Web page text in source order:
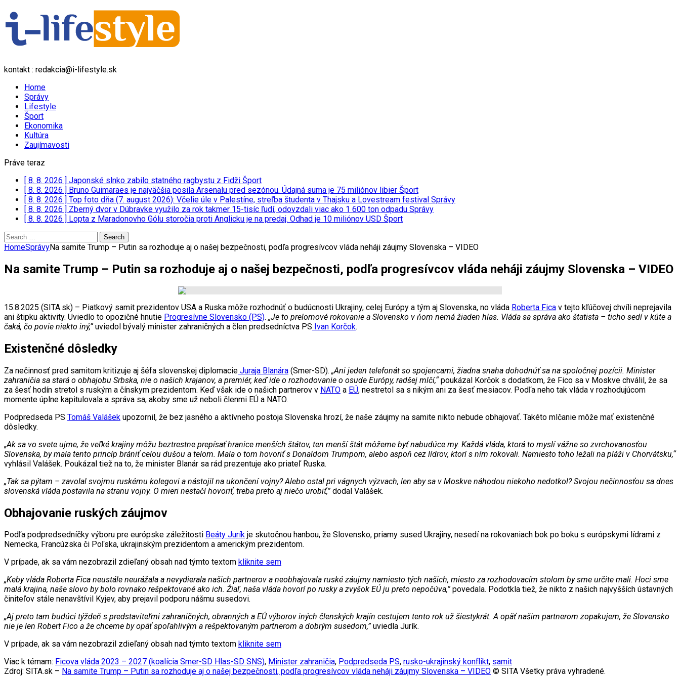
kontakt : redakcia@i-lifestyle.sk
Home
Správy
Lifestyle
Šport
Ekonomika
Kultúra
Zaujímavosti
Práve teraz
[ 8. 8. 2026 ] Japonské slnko zabilo statného ragbystu z Fidži Šport
[ 8. 8. 2026 ] Bruno Guimaraes je najväčšia posila Arsenalu pred sezónou. Údajná suma je 75 miliónov libier Šport
[ 8. 8. 2026 ] Top foto dňa (7. august 2026): Včelie úle v Palestíne, streľba študenta v Thajsku a Lovestream festival Správy
[ 8. 8. 2026 ] Zberný dvor v Dúbravke využilo za rok takmer 15-tisíc ľudí, odovzdali viac ako 1 600 ton odpadu Správy
[ 8. 8. 2026 ] Lopta z Maradonovho Gólu storočia proti Anglicku je na predaj. Odhad je 10 miliónov USD Šport
Search
for:
HomeSprávyNa samite Trump – Putin sa rozhoduje aj o našej bezpečnosti, podľa progresívcov vláda neháji záujmy Slovenska – VIDEO
Na samite Trump – Putin sa rozhoduje aj o našej bezpečnosti, podľa progresívcov vláda neháji záujmy Slovenska – VIDEO
15.8.2025 (SITA.sk) – Piatkový samit prezidentov USA a Ruska môže rozhodnúť o budúcnosti Ukrajiny, celej Európy a tým aj Slovenska, no vláda Roberta Fica v tejto kľúčovej chvíli neprejavila
ani štipku aktivity. Uviedlo to opozičné hnutie Progresívne Slovensko (PS). „Je to prelomové rokovanie a Slovensko v ňom nemá žiaden hlas. Vláda sa správa ako štatista – ticho sedí v kúte a
čaká, čo povie niekto iný,“uviedol bývalý minister zahraničných a člen predsedníctva PS Ivan Korčok.
Existenčné dôsledky
Za nečinnosť pred samitom kritizuje aj šéfa slovenskej diplomacie Juraja Blanára (Smer-SD). „Ani jeden telefonát so spojencami, žiadna snaha dohodnúť sa na spoločnej pozícii. Minister
zahraničia sa stará o obhajobu Srbska, nie o našich krajanov, a premiér, keď ide o rozhodovanie o osude Európy, radšej mlčí,“poukázal Korčok s dodatkom, že Fico sa v Moskve chválil, že sa
za šesť hodín stretol s ruským a čínskym prezidentom. Keď však ide o našich partnerov v NATO a EÚ, nestretol sa s nikým ani za šesť mesiacov. Podľa neho tak vláda v rozhodujúcom
momente úplne kapitulovala a správa sa, akoby sme už neboli členmi EÚ a NATO.
Podpredseda PS Tomáš Valášek upozornil, že bez jasného a aktívneho postoja Slovenska hrozí, že naše záujmy na samite nikto nebude obhajovať. Takéto mlčanie môže mať existenčné
dôsledky.
„Ak sa vo svete ujme, že veľké krajiny môžu beztrestne prepísať hranice menších štátov, ten menší štát môžeme byť nabudúce my. Každá vláda, ktorá to myslí vážne so zvrchovanosťou
Slovenska, by mala tento princíp brániť celou dušou a telom. Mala o tom hovoriť s Donaldom Trumpom, alebo aspoň cez lídrov, ktorí s ním rokovali. Namiesto toho ležali na pláži v Chorvátsku,“
vyhlásil Valášek. Poukázal tiež na to, že minister Blanár sa rád prezentuje ako priateľ Ruska.
„Tak sa pýtam – zavolal svojmu ruskému kolegovi a nástojil na ukončení vojny? Alebo ostal pri vágnych výzvach, len aby sa v Moskve náhodou niekoho nedotkol? Svojou nečinnosťou sa dnes
slovenská vláda postavila na stranu vojny. O mieri nestačí hovoriť, treba preto aj niečo urobiť,”dodal Valášek.
Obhajovanie ruských záujmov
Podľa podpredsedníčky výboru pre európske záležitosti Beáty Jurík je skutočnou hanbou, že Slovensko, priamy sused Ukrajiny, nesedí na rokovaniach bok po boku s európskymi lídrami z
Nemecka, Francúzska či Poľska, ukrajinským prezidentom a americkým prezidentom.
V prípade, ak sa vám nezobrazil zdieľaný obsah nad týmto textom kliknite sem
„Keby vláda Roberta Fica neustále neurážala a nevydierala našich partnerov a neobhajovala ruské záujmy namiesto tých našich, miesto za rozhodovacím stolom by sme určite mali. Hoci sme
malá krajina, naše slovo by bolo rovnako rešpektované ako ich. Žiaľ, naša vláda hovorí po rusky a zvyšok EÚ ju preto nepočúva,”povedala. Podotkla tiež, že nikto z našich najvyšších ústavných
činiteľov stále nenavštívil Kyjev, aby prejavil podporu nášmu susedovi.
„Aj preto tam budúci týždeň s predstaviteľmi zahraničných, obranných a EÚ výborov iných členských krajín cestujem tento rok už šiestykrát. A opäť našim partnerom zopakujem, že Slovensko
nie je len Robert Fico a že chceme by opäť spoľahlivým a rešpektovaným partnerom a dobrým susedom,”uviedla Jurík.
V prípade, ak sa vám nezobrazil zdieľaný obsah nad týmto textom kliknite sem
Viac k témam: Ficova vláda 2023 – 2027 (koalícia Smer-SD Hlas-SD SNS), Minister zahraničia, Podpredseda PS, rusko-ukrajinský konflikt, samit
Zdroj: SITA.sk – Na samite Trump – Putin sa rozhoduje aj o našej bezpečnosti, podľa progresívcov vláda neháji záujmy Slovenska – VIDEO © SITA Všetky práva vyhradené.